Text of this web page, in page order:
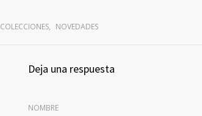
COLECCIONES, NOVEDADES
Deja una respuesta
NOMBRE